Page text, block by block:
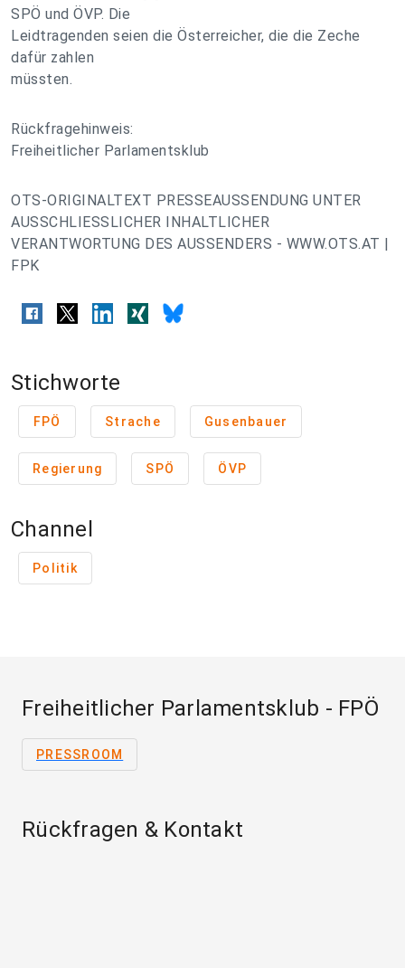
SPÖ und ÖVP. Die
Leidtragenden seien die Österreicher, die die Zeche
dafür zahlen
müssten.
Rückfragehinweis:
Freiheitlicher Parlamentsklub
OTS-ORIGINALTEXT PRESSEAUSSENDUNG UNTER
AUSSCHLIESSLICHER INHALTLICHER
VERANTWORTUNG DES AUSSENDERS - WWW.OTS.AT |
FPK
Stichworte
FPÖ Strache Gusenbauer
Regierung SPÖ ÖVP
Channel
Politik
Freiheitlicher Parlamentsklub - FPÖ
PRESSROOM
Rückfragen & Kontakt